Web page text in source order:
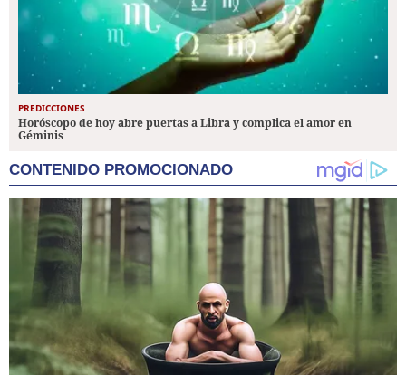
PREDICCIONES
Horóscopo de hoy abre puertas a Libra y complica el amor en
Géminis
CONTENIDO PROMOCIONADO